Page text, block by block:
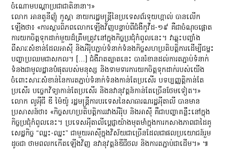
ចំណោមបណ្តាប្រជាជាតិនានា។»
លោក អានតូនីញ៉ូ កូស្តា នាយករដ្ឋមន្ត្រីនៃប្រទេសព័រទុយហ្គាល់ បានលើក
ឡើងថា៖ «ការស្ដារពិភពលោកឡើងវិញបន្ទាប់ពីជំងឺកូវីដ-១៩ គឺជាចំណុចផ្ដោត
ការយកចិត្តទុកដាក់មួយដ៏ត្រឹមត្រូវនៅក្នុងកិច្ចប្រជុំកំពូលនេះ។ វាឆ្លុះបញ្ចាំង
ពីសារៈសំខាន់ដែលអាស៊ី និងអឺរ៉ុបភ្ជាប់ទំនាក់ទំនងកិច្ចសហប្រតិបត្តិការដើម្បីជម្នះ
បញ្ហាប្រឈមជាសកល។ […] ជំងឺរាតត្បាតនេះ បានរំខានដល់ការតភ្ជាប់ទំនាក់
ទំនងជាមូលដ្ឋានបំផុតរបស់មនុស្ស និងទាមទារការយកចិត្តទុកដាក់របស់យើង
ចំពោះសារៈសំខាន់នៃការតភ្ជាប់ទំនាក់ទំនងកាន់តែប្រសើរ បទប្បញ្ញត្តិកាន់តែ
ប្រសើរ បច្ចេកវិទ្យាកាន់តែប្រសើរ និងនវានុវត្តន៍កាន់តែច្រើនថែមទៀត។»
លោក លូអ៉ីជី ឌី ម៉ៃយ៉ូ រដ្ឋមន្ត្រីការបរទេសនៃសាធារណរដ្ឋអ៉ីតាលី បានមាន
ប្រសាសន៍ថា៖ «កិច្ចសហប្រតិបត្តិការរវាងអឺរ៉ុប និងអាស៊ី គឺជាបញ្ហាគន្លឹះនៅក្នុង
កិច្ចប្រជុំកំពូលនេះ។ ប្រទេសអ៉ីតាលីប្តេជ្ញាយ៉ាងមុតមាំក្នុងការកសាងភាពជាដៃគូ
សេដ្ឋកិច្ច “ឈ្នះ-ឈ្នះ” ជាមួយអាស៊ីក្នុងវិស័យជាច្រើនដែលជាផលប្រយោជន៍រួម
ដូចជា ថាមពលកកើតឡើងវិញ នវានុវត្តន៍ឌីជីថល និងការតភ្ជាប់ជាដើម។» ៕